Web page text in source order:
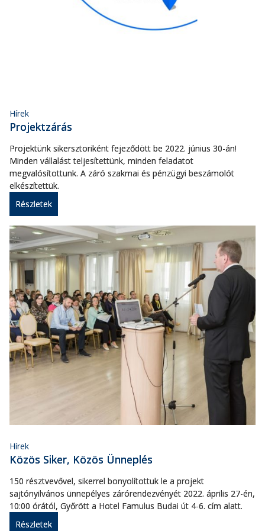
Hírek
Projektzárás
Projektünk sikersztoriként fejeződött be 2022. június 30-án!
Minden vállalást teljesítettünk, minden feladatot
megvalósítottunk. A záró szakmai és pénzügyi beszámolót
elkészítettük.
Részletek
Hírek
Közös Siker, Közös Ünneplés
150 résztvevővel, sikerrel bonyolítottuk le a projekt
sajtónyilvános ünnepélyes zárórendezvényét 2022. április 27-én,
10:00 órától, Győrött a Hotel Famulus Budai út 4-6. cím alatt.
Részletek